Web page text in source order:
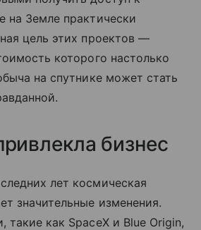
на Земле практически
цель этих проектов —
которого настолько
на спутнике может стать
бизнес
лет космическая
значительные изменения.
такие как SpaceX и Blue Origin,